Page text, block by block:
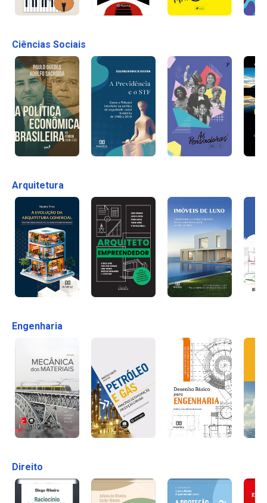
Ciências Sociais
Arquitetura
Engenharia
Direito